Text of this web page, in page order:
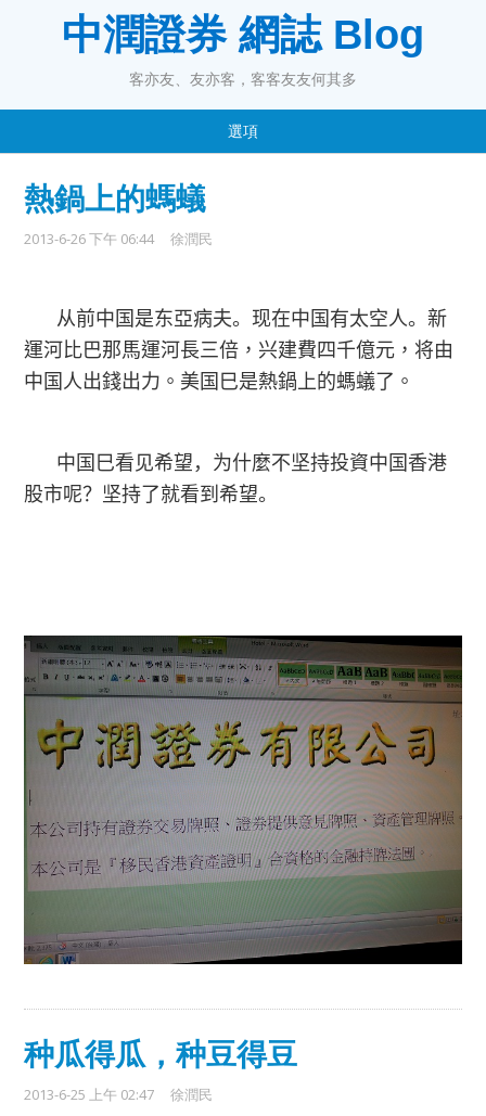
中潤證券 網誌 Blog
客亦友、友亦客，客客友友何其多
選項
熱鍋上的螞蟻
2013-6-26 下午 06:44 徐潤民
从前中国是东亞病夫。现在中国有太空人。新
運河比巴那馬運河長三倍，兴建費四千億元，将由
中国人出錢出力。美国巳是熱鍋上的螞蟻了。
中国巳看见希望，为什麼不坚持投資中国香港
股市呢？ 坚持了就看到希望。
种瓜得瓜，种豆得豆
2013-6-25 上午 02:47 徐潤民